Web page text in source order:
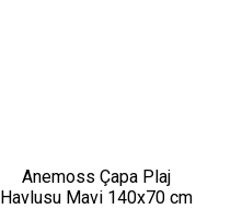
Anemoss Çapa Plaj
Havlusu Mavi 140x70 cm